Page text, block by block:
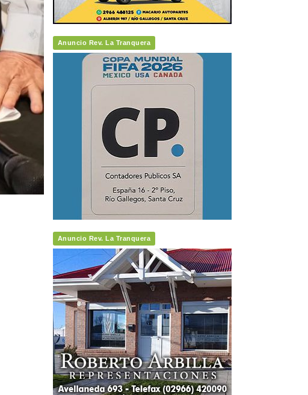
Anuncio Rev. La Tranquera
Anuncio Rev. La Tranquera